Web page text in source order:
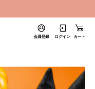
会員登録 ログイン カート